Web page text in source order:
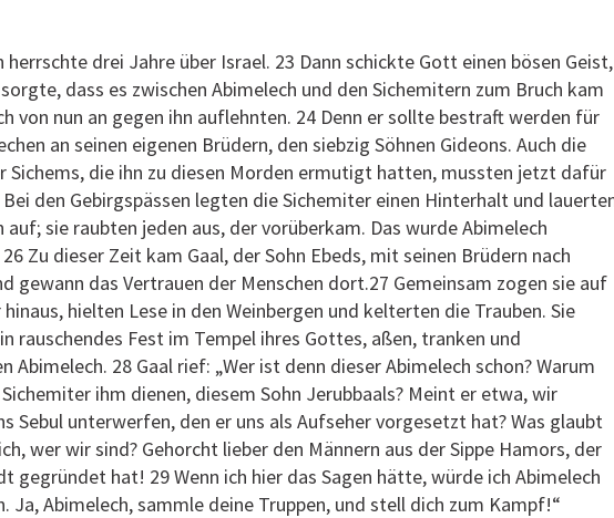
herrschte drei Jahre über Israel. 23 Dann schickte Gott einen bösen Geist,
dass es zwischen Abimelech und den Sichemitern zum Bruch kam
von nun an gegen ihn auflehnten. 24 Denn er sollte bestraft werden für
an seinen eigenen Brüdern, den siebzig Söhnen Gideons. Auch die
Sichems, die ihn zu diesen Morden ermutigt hatten, mussten jetzt dafür
Bei den Gebirgspässen legten die Sichemiter einen Hinterhalt und
auf; sie raubten jeden aus, der vorüberkam. Das wurde Abimelech
Zu dieser Zeit kam Gaal, der Sohn Ebeds, mit seinen Brüdern nach
gewann das Vertrauen der Menschen dort.27 Gemeinsam zogen sie auf
hinaus, hielten Lese in den Weinbergen und kelterten die Trauben. Sie
rauschendes Fest im Tempel ihres Gottes, aßen, tranken und
Abimelech. 28 Gaal rief: „Wer ist denn dieser Abimelech schon? Warum
ihm dienen, diesem Sohn Jerubbaals? Meint er etwa, wir
Sebul unterwerfen, den er uns als Aufseher vorgesetzt hat? Was glaubt
wer wir sind? Gehorcht lieber den Männern aus der Sippe Hamors, der
gegründet hat! 29 Wenn ich hier das Sagen hätte, würde ich Abimelech
Ja, Abimelech, sammle deine Truppen, und stell dich zum Kampf!“